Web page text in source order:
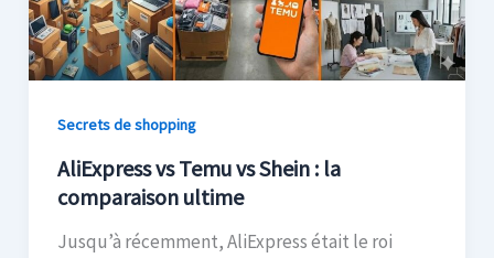
Secrets de shopping
AliExpress vs Temu vs Shein : la
comparaison ultime
Jusqu’à récemment, AliExpress était le roi